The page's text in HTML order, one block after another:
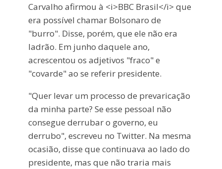
Carvalho afirmou à <i>BBC Brasil</i> que
era possível chamar Bolsonaro de
"burro". Disse, porém, que ele não era
ladrão. Em junho daquele ano,
acrescentou os adjetivos "fraco" e
"covarde" ao se referir presidente.
"Quer levar um processo de prevaricação
da minha parte? Se esse pessoal não
consegue derrubar o governo, eu
derrubo", escreveu no Twitter. Na mesma
ocasião, disse que continuava ao lado do
presidente, mas que não traria mais